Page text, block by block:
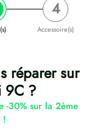
Accessoire(s)
réparer sur
9C ?
-30% sur la 2ème
!